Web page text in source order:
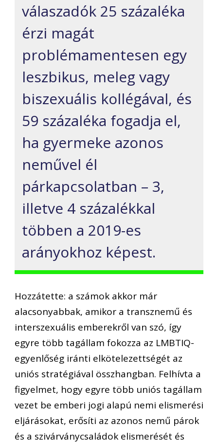
válaszadók 25 százaléka
érzi magát
problémamentesen egy
leszbikus, meleg vagy
biszexuális kollégával, és
59 százaléka fogadja el,
ha gyermeke azonos
neművel él
párkapcsolatban – 3,
illetve 4 százalékkal
többen a 2019-es
arányokhoz képest.
Hozzátette: a számok akkor már
alacsonyabbak, amikor a transznemű és
interszexuális emberekről van szó, így
egyre több tagállam fokozza az LMBTIQ-
egyenlőség iránti elkötelezettségét az
uniós stratégiával összhangban. Felhívta a
figyelmet, hogy egyre több uniós tagállam
vezet be emberi jogi alapú nemi elismerési
eljárásokat, erősíti az azonos nemű párok
és a szivárványcsaládok elismerését és